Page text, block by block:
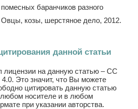
баранчиков разного
козы, шерстяное дело, 2012.
данной статьи
лицензии на данную статью – CC
4.0. Это значит, что Вы можете
цитировать данную статью
носителе и в любом
при указании авторства.